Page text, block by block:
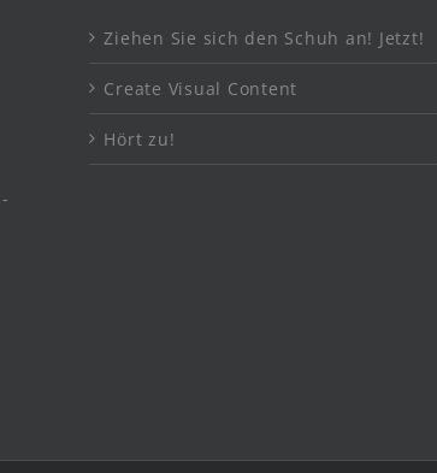
Ziehen Sie sich den Schuh an! Jetzt!
Create Visual Content
Hört zu!